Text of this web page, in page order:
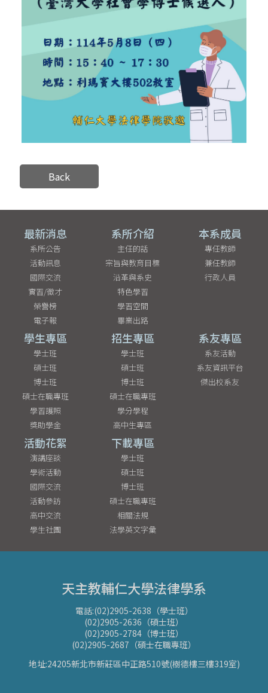
Back
最新消息
系所公告
活動訊息
國際交流
實習/徵才
榮譽榜
電子報
系所介紹
主任的話
宗旨與教育目標
沿革與系史
特色學習
學習空間
畢業出路
本系成員
專任教師
兼任教師
行政人員
學生專區
學士班
碩士班
博士班
碩士在職專班
學習護照
獎助學金
招生專區
學士班
碩士班
博士班
碩士在職專班
學分學程
高中生專區
系友專區
系友活動
系友資訊平台
傑出校系友
活動花絮
演講座談
學術活動
國際交流
活動參訪
高中交流
學生社團
下載專區
學士班
碩士班
博士班
碩士在職專班
相關法規
法學英文字彙
天主教輔仁大學法律學系
電話:(02)2905-2638（學士班）
(02)2905-2636（碩士班）
(02)2905-2784（博士班）
(02)2905-2687（碩士在職專班）
地址:24205新北市新莊區中正路510號(樹德樓三樓319室)